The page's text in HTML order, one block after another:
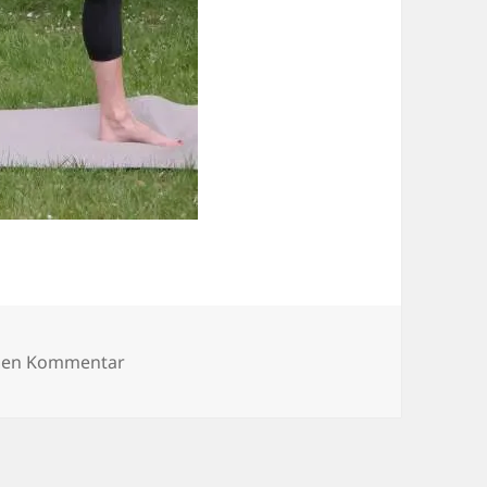
Kommentarzu SAMSUNG CSC